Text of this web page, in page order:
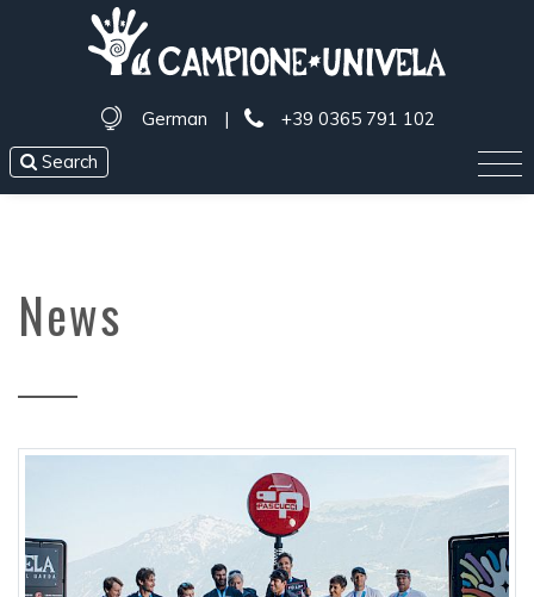
German |
+39 0365 791 102
Search
News